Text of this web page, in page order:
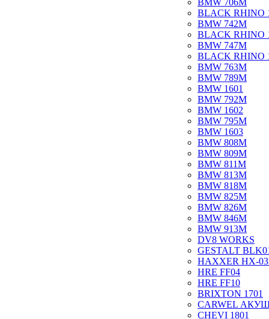
BMW 706M
BLACK RHINO
BMW 742M
BLACK RHINO
BMW 747M
BLACK RHINO
BMW 763M
BMW 789M
BMW 1601
BMW 792M
BMW 1602
BMW 795M
BMW 1603
BMW 808M
BMW 809M
BMW 811M
BMW 813M
BMW 818M
BMW 825M
BMW 826M
BMW 846M
BMW 913M
DV8 WORKS
GESTALT
HAXXER HX-
HRE FF04
HRE FF10
BRIXTON 1701
CARWEL
CHEVI 1801